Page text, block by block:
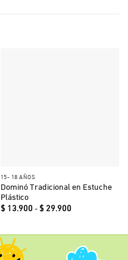
15- 18 AÑOS
Dominó Tradicional en Estuche
Plástico
$13.900- $29.900Rango
de
$ 13.900
hasta
$ 29.900